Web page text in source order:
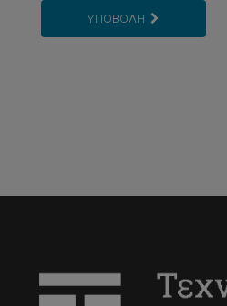
Νικόλαος Τζωρτζάκης
Αντώνης Χρυσαργύρης
ΥΠΟΒΟΛΗ